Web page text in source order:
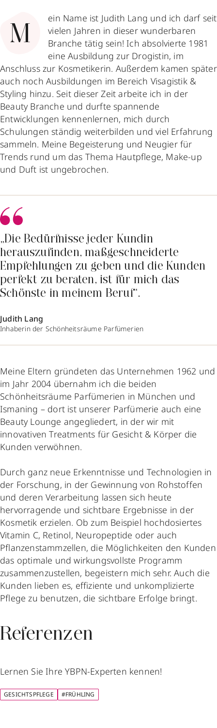
M
ein Name ist Judith Lang und ich darf seit
vielen Jahren in dieser wunderbaren
Branche tätig sein! Ich absolvierte 1981
eine Ausbildung zur Drogistin, im
Anschluss zur Kosmetikerin. Außerdem kamen später
auch noch Ausbildungen im Bereich Visagistik &
Styling hinzu. Seit dieser Zeit arbeite ich in der
Beauty Branche und durfte spannende
Entwicklungen kennenlernen, mich durch
Schulungen ständig weiterbilden und viel Erfahrung
sammeln. Meine Begeisterung und Neugier für
Trends rund um das Thema Hautpflege, Make-up
und Duft ist ungebrochen.
„Die Bedürfnisse jeder Kundin
herauszufinden, maßgeschneiderte
Empfehlungen zu geben und die Kunden
perfekt zu beraten, ist für mich das
Schönste in meinem Beruf“.
Judith Lang
Inhaberin der Schönheitsräume Parfümerien
Meine Eltern gründeten das Unternehmen 1962 und
im Jahr 2004 übernahm ich die beiden
Schönheitsräume Parfümerien in München und
Ismaning – dort ist unserer Parfümerie auch eine
Beauty Lounge angegliedert, in der wir mit
innovativen Treatments für Gesicht & Körper die
Kunden verwöhnen.
Durch ganz neue Erkenntnisse und Technologien in
der Forschung, in der Gewinnung von Rohstoffen
und deren Verarbeitung lassen sich heute
hervorragende und sichtbare Ergebnisse in der
Kosmetik erzielen. Ob zum Beispiel hochdosiertes
Vitamin C, Retinol, Neuropeptide oder auch
Pflanzenstammzellen, die Möglichkeiten den Kunden
das optimale und wirkungsvollste Programm
zusammenzustellen, begeistern mich sehr. Auch die
Kunden lieben es, effiziente und unkomplizierte
Pflege zu benutzen, die sichtbare Erfolge bringt.
Referenzen
Lernen Sie Ihre YBPN-Experten kennen!
GESICHTSPFLEGE #FRÜHLING